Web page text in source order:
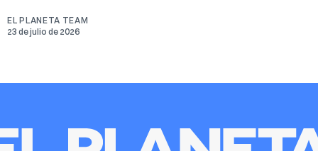
EL PLANETA TEAM
23 de julio de 2026